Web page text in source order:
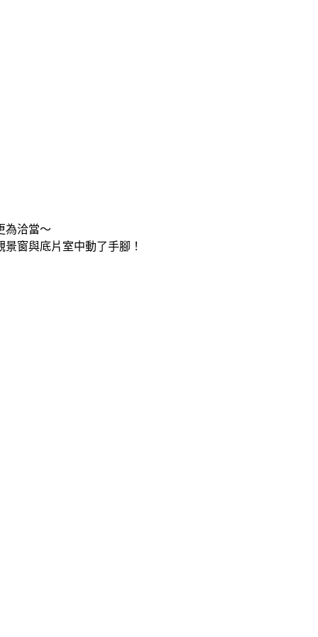
為洽當～
窗與底片室中動了手腳！